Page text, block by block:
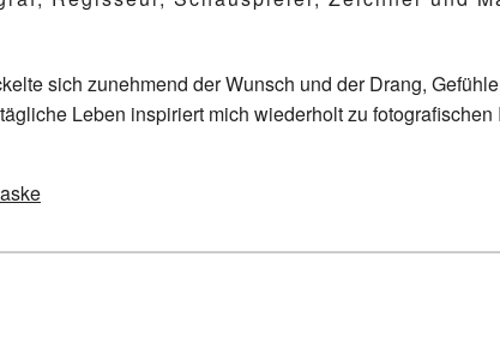
sich zunehmend der Wunsch und der Drang,
Leben inspiriert mich wiederholt zu